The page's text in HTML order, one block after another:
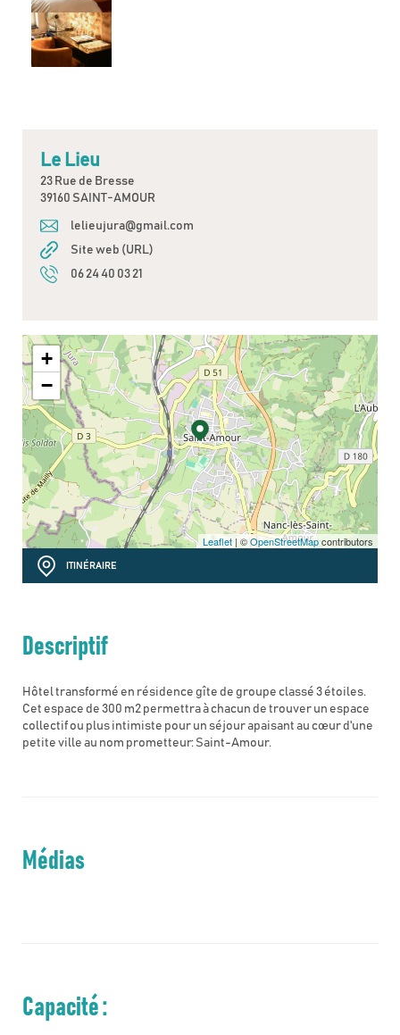
Le Lieu
23 Rue de Bresse
39160 SAINT-AMOUR
lelieujura@gmail.com
Site web (URL)
06 24 40 03 21
+
−
Leaflet| ©OpenStreetMapcontributors
ITINÉRAIRE
Descriptif
Hôtel transformé en résidence gîte de groupe classé 3 étoiles.
Cet espace de 300 m2 permettra à chacun de trouver un espace
collectif ou plus intimiste pour un séjour apaisant au cœur d'une
petite ville au nom prometteur: Saint-Amour.
Médias
Capacité :